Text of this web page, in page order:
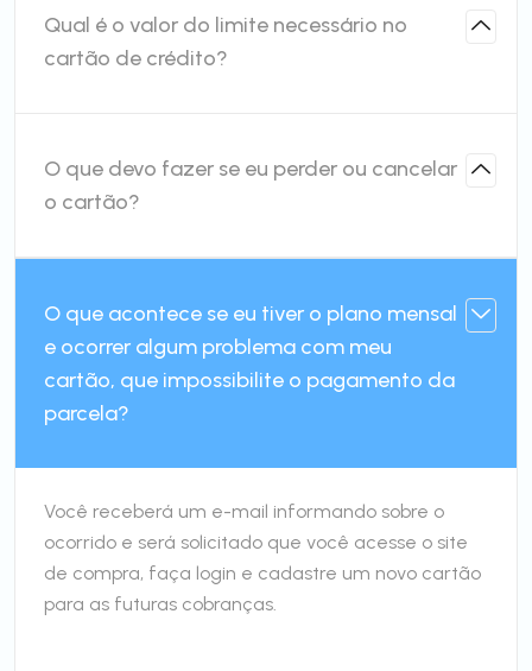
Qual é o valor do limite necessário no
cartão de crédito?
O que devo fazer se eu perder ou cancelar
o cartão?
O que acontece se eu tiver o plano mensal
e ocorrer algum problema com meu
cartão, que impossibilite o pagamento da
parcela?
Você receberá um e-mail informando sobre o
ocorrido e será solicitado que você acesse o site
de compra, faça login e cadastre um novo cartão
para as futuras cobranças.